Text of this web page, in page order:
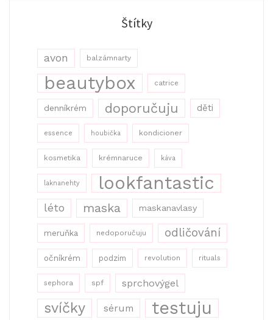
Štítky
avon balzámnarty
beautybox catrice
denníkrém doporučuju děti
essence houbička kondicioner
kosmetika krémnaruce káva
laknanehty lookfantastic
léto maska maskanavlasy
meruňka nedoporučuju odličování
očníkrém podzim revolution rituals
sephora spf sprchovýgel
svíčky sérum testuju